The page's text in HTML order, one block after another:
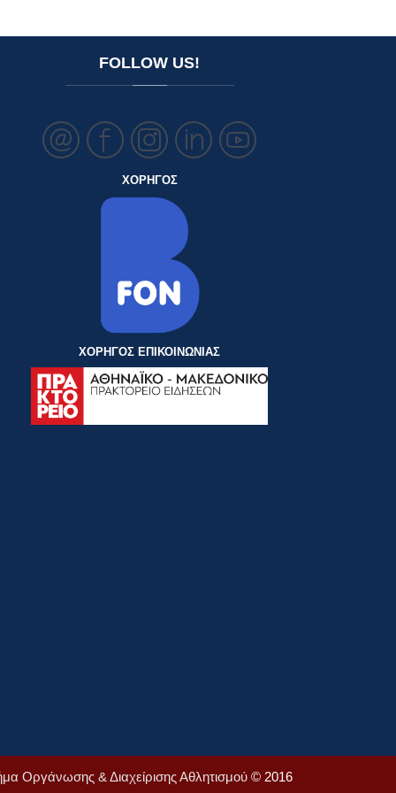
FOLLOW US!
ΧΟΡΗΓΟΣ
ΧΟΡΗΓΟΣ ΕΠΙΚΟΙΝΩΝΙΑΣ
Οργάνωσης & Διαχείρισης Αθλητισμού© 2016